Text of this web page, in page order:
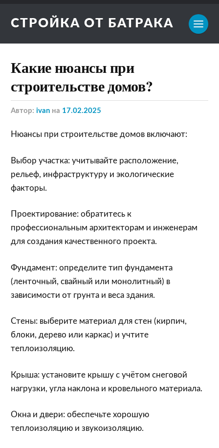
СТРОЙКА ОТ БАТРАКА
Какие нюансы при
строительстве домов?
Автор:ivan на 17.02.2025
Нюансы при строительстве домов включают:
Выбор участка: учитывайте расположение,
рельеф, инфраструктуру и экологические
факторы.
Проектирование: обратитесь к
профессиональным архитекторам и инженерам
для создания качественного проекта.
Фундамент: определите тип фундамента
(ленточный, свайный или монолитный) в
зависимости от грунта и веса здания.
Стены: выберите материал для стен (кирпич,
блоки, дерево или каркас) и учтите
теплоизоляцию.
Крыша: установите крышу с учётом снеговой
нагрузки, угла наклона и кровельного материала.
Окна и двери: обеспечьте хорошую
теплоизоляцию и звукоизоляцию.